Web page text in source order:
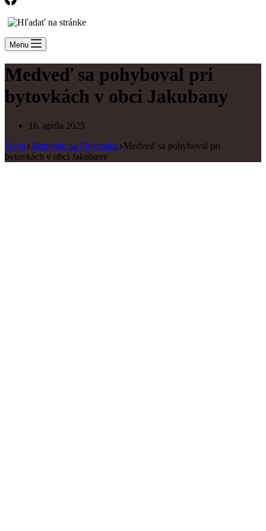
Menu
Medveď sa pohyboval pri
bytovkách v obci Jakubany
16. apríla 2025
Úvod Medvede na Slovensku Medveď sa pohyboval pri
bytovkách v obci Jakubany